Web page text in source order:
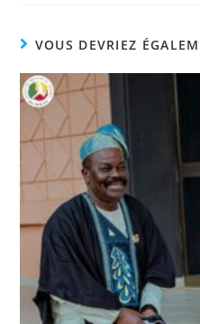
e
b
o
o
k
er s
A
p
p
y
Li
n
VOUS DEVRIEZ